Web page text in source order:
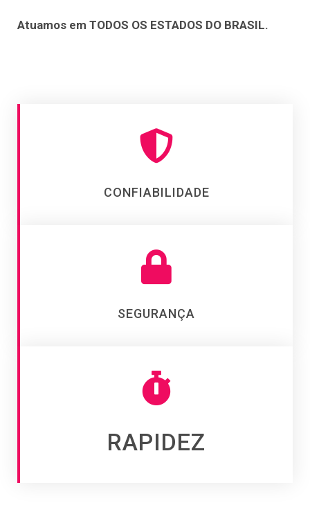
Atuamos em TODOS OS ESTADOS DO BRASIL.
CONFIABILIDADE
SEGURANÇA
RAPIDEZ